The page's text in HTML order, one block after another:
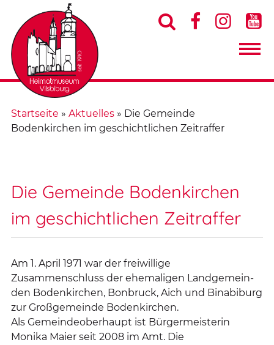
   
Startseite » Aktuelles» Die Gemeinde
Bodenkirchen im geschichtlichen Zeitraffer
Die Gemeinde Bodenkirchen
im geschichtlichen Zeitraffer
Am 1. April 1971 war der freiwillige
Zusammenschluss der ehemaligen Landgemein-
den Bodenkirchen, Bonbruck, Aich und Binabiburg
zur Großgemeinde Bodenkirchen.
Als Gemeindeoberhaupt ist Bürgermeisterin
Monika Maier seit 2008 im Amt. Die